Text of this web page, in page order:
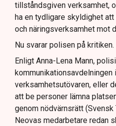
tillståndsgiven verksamhet,
ha en tydligare skyldighet
och näringsverksamhet mot
Nu svarar polisen på kritiken.
Enligt Anna-Lena Mann,
kommunikationsavdelningen
verksamhetsutövaren, eller
att be personer lämna
genom nödvärnsrätt (Svensk
Neovas medarbetare redan